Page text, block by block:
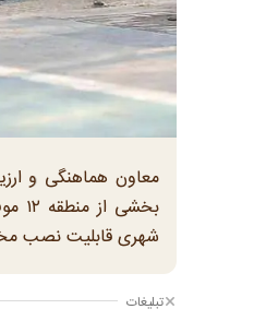
شهری قابلیت نصب
تبلیغات